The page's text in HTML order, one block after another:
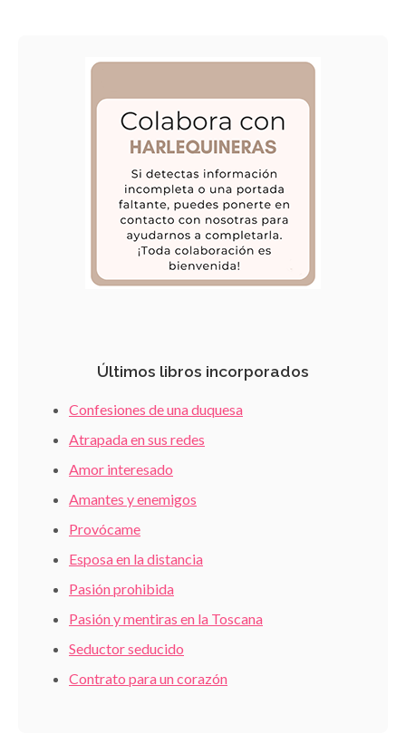
Últimos libros incorporados
Confesiones de una duquesa
Atrapada en sus redes
Amor interesado
Amantes y enemigos
Provócame
Esposa en la distancia
Pasión prohibida
Pasión y mentiras en la Toscana
Seductor seducido
Contrato para un corazón